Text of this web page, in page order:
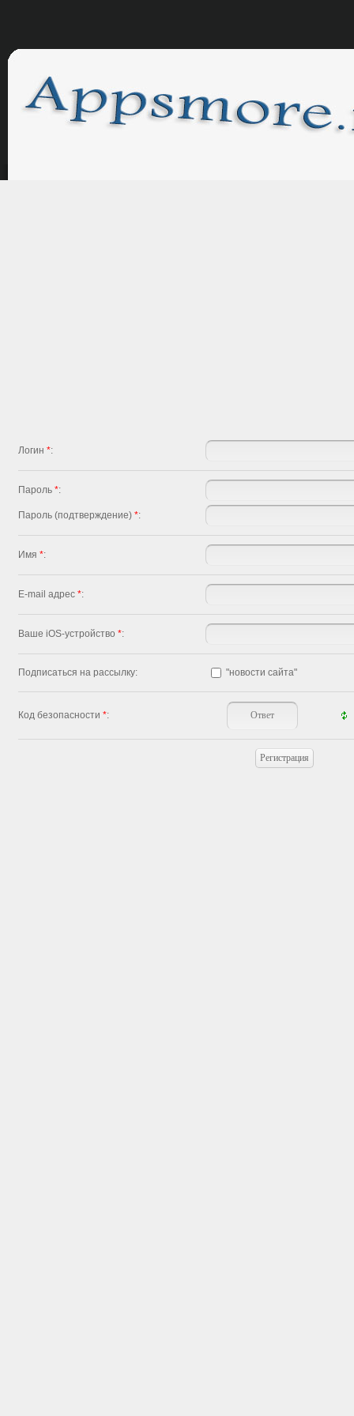
Логин *:
Пароль *:
Пароль (подтверждение) *:
Имя *:
E-mail адрес *:
Ваше iOS-устройство *:
Подписаться на рассылку: "новости сайта"
Код безопасности *: